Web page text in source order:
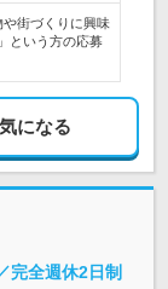
街づくりに興味
という方の応募
気になる
完全週休2日制